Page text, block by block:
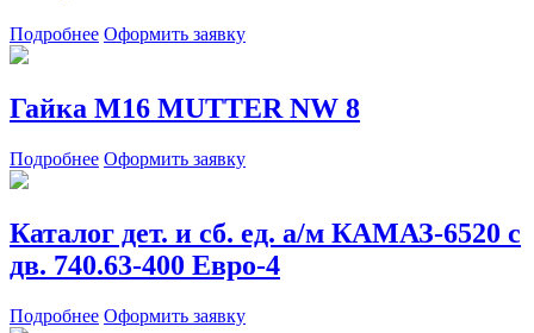
Подробнее Оформить заявку
Гайка М16 MUTTER NW 8
Подробнее Оформить заявку
Каталог дет. и сб. ед. а/м КАМАЗ-6520 с
дв. 740.63-400 Евро-4
Подробнее Оформить заявку